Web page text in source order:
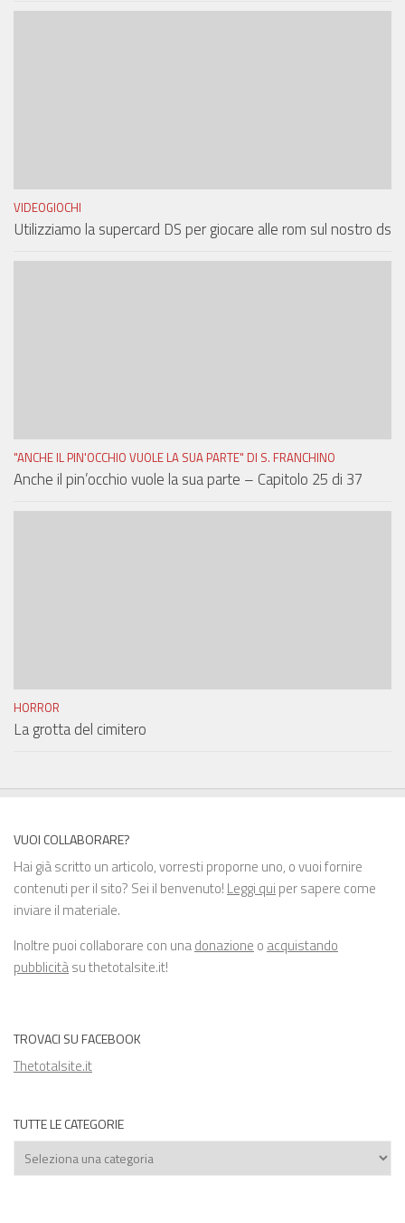
VIDEOGIOCHI
Utilizziamo la supercard DS per giocare alle rom sul nostro ds
"ANCHE IL PIN'OCCHIO VUOLE LA SUA PARTE" DI S. FRANCHINO
Anche il pin’occhio vuole la sua parte – Capitolo 25 di 37
HORROR
La grotta del cimitero
VUOI COLLABORARE?
Hai già scritto un articolo, vorresti proporne uno, o vuoi fornire
contenuti per il sito? Sei il benvenuto! Leggi qui per sapere come
inviare il materiale.
Inoltre puoi collaborare con unadonazione o acquistando
pubblicitàsu thetotalsite.it!
TROVACI SU FACEBOOK
Thetotalsite.it
TUTTE LE CATEGORIE
Tutte
le